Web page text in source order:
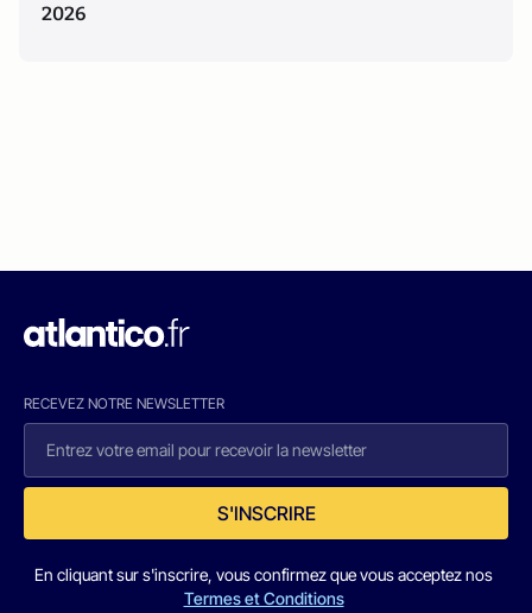
2026
RECEVEZ NOTRE NEWSLETTER
S'INSCRIRE
En cliquant sur s'inscrire, vous confirmez que vous acceptez nos
Termes et Conditions